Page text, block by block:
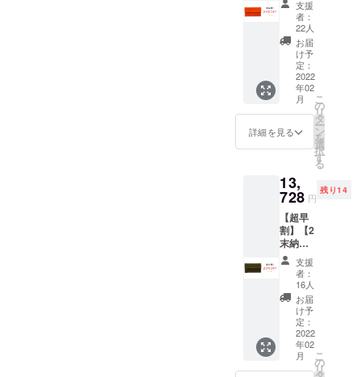
一針、心を
込めて作っ
ています。
----------------
-
【お問い合
20％OF
F】キャ
メル ・
17160
円の
20%0F
F →
13728
円（税
込）で
ご提供
15000
＋ 送料
600 =
15600
（1716
0）(税
込)】 ・
ネオ
ギャル
ソン×1
（キャ
ル/9105
） ・外
箱あり
支援
者：
22人
お届
け予
定：
2022
年02
月
詳細を見る
こ
の
リ
タ
ー
ン
を
選
択
す
る
13,
728 円
残り14
【超早
割】【2
末納
期・
20％OF
F】カー
キ ・
17160
円の
20%0F
F →
13728
円（税
支援
者：
16人
お届
け予
定：
2022
年02
月
こ
の
リ